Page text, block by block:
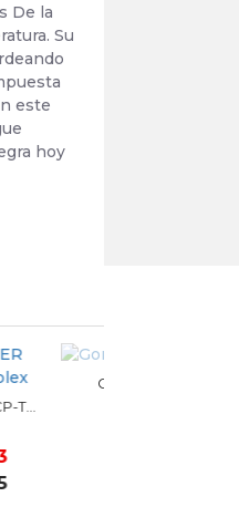
De la
Su
este
hoy
MAPED
74,25